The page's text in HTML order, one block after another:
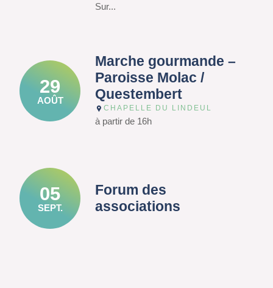
Sur...
29
AOÛT
Marche gourmande –
Paroisse Molac /
Questembert
CHAPELLE DU LINDEUL
à partir de 16h
05
SEPT.
Forum des
associations